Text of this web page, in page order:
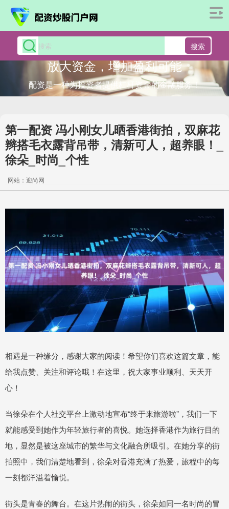
搜索
放大资金，增加盈利可能
配资是一种为投资者提供杠杆资金的金融服务！
第一配资 冯小刚女儿晒香港街拍，双麻花
辫搭毛衣露背吊带，清新可人，超养眼！_
徐朵_时尚_个性
网站：迎尚网
相遇是一种缘分，感谢大家的阅读！希望你们喜欢这篇文章，能
给我点赞、关注和评论哦！在这里，祝大家事业顺利、天天开
心！
当徐朵在个人社交平台上激动地宣布“终于来旅游啦”，我们一下
就能感受到她作为年轻旅行者的喜悦。她选择香港作为旅行目的
地，显然是被这座城市的繁华与文化融合所吸引。在她分享的街
拍照中，我们清楚地看到，徐朵对香港充满了热爱，旅程中的每
一刻都洋溢着愉悦。
街头是青春的舞台。在这片热闹的街头，徐朵如同一名时尚的冒